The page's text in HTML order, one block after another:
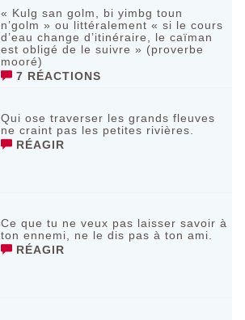
« Kulg san golm, bi yimbg toun
n’golm » ou littéralement « si le cours
d’eau change d’itinéraire, le caïman
est obligé de le suivre » (proverbe
mooré)
7 RÉACTIONS
Qui ose traverser les grands fleuves
ne craint pas les petites rivières.
RÉAGIR
Ce que tu ne veux pas laisser savoir à
ton ennemi, ne le dis pas à ton ami.
RÉAGIR